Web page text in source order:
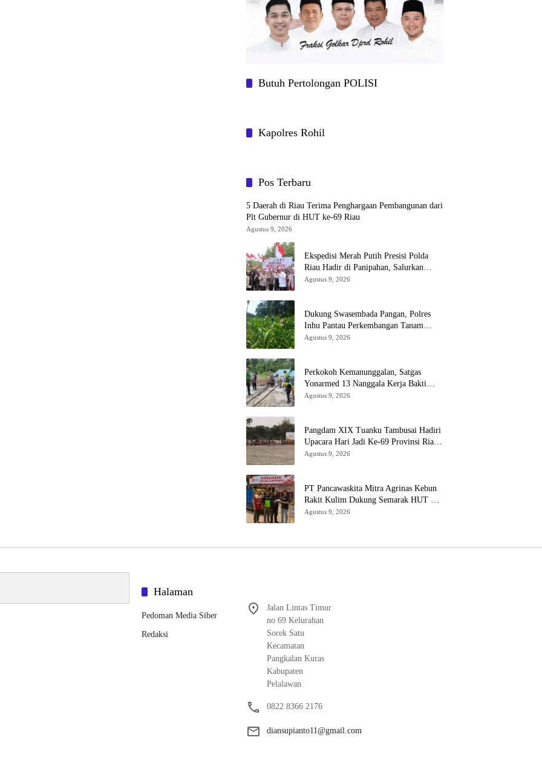
Butuh Pertolongan POLISI
Kapolres Rohil
Pos Terbaru
5 Daerah di Riau Terima Penghargaan Pembangunan dari
Plt Gubernur di HUT ke-69 Riau
Agustus 9, 2026
Ekspedisi Merah Putih Presisi Polda
Riau Hadir di Panipahan, Salurkan
Bantuan dan Layanan Kesehatan
Agustus 9, 2026
Dukung Swasembada Pangan, Polres
Inhu Pantau Perkembangan Tanam
Agustus 9, 2026
Perkokoh Kemanunggalan, Satgas
Yonarmed 13 Nanggala Kerja Bakti
Bangun Masjid Al-Hikmah di Kapuas
Agustus 9, 2026
Pangdam XIX Tuanku Tambusai Hadiri
Upacara Hari Jadi Ke-69 Provinsi Riau
di Pekanbaru
Agustus 9, 2026
‎PT Pancawaskita Mitra Agrinas Kebun
Rakit Kulim Dukung Semarak HUT RI
di Talang Perigi
Agustus 9, 2026
Halaman
Pedoman Media Siber
Redaksi
Jalan Lintas Timur
no 69 Kelurahan
Sorek Satu
Kecamatan
Pangkalan Kuras
Kabupaten
Pelalawan
0822 8366 2176
diansupianto11@gmail.com